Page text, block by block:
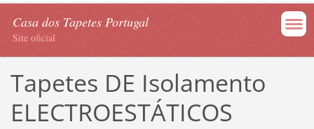
Casa dos Tapetes Portugal
Site oficial
Tapetes DE Isolamento
ELECTROESTÁTICOS